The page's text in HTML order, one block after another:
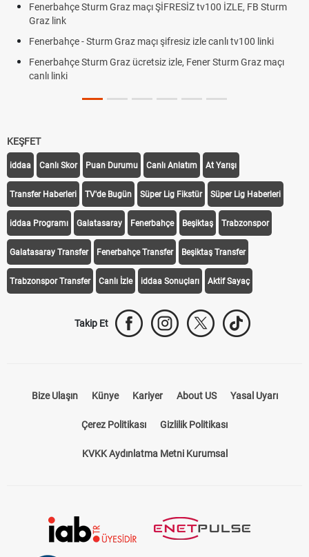
Fenerbahçe Sturm Graz maçı ŞİFRESİZ tv100 İZLE, FB Sturm
Graz link
Fenerbahçe - Sturm Graz maçı şifresiz izle canlı tv100 linki
Fenerbahçe Sturm Graz ücretsiz izle, Fener Sturm Graz maçı
canlı linki
KEŞFET
iddaa Canlı Skor Puan Durumu Canlı Anlatım At Yarışı
Transfer Haberleri TV'de Bugün Süper Lig Fikstür Süper Lig Haberleri
iddaa Programı Galatasaray Fenerbahçe Beşiktaş Trabzonspor
Galatasaray Transfer Fenerbahçe Transfer Beşiktaş Transfer
Canlı İzle iddaa Sonuçları Aktif Sayaç
Künye Kariyer About US
Çerez Politikası Gizlilik Politikası